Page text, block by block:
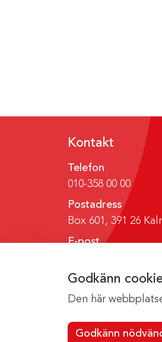
Godkänn
Den här
Godkänn
Kontakt
Telefon
010-358 00 00
Postadress
Box 601, 391 26
E-post